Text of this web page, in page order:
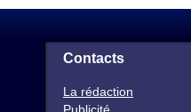
Contacts
La rédaction